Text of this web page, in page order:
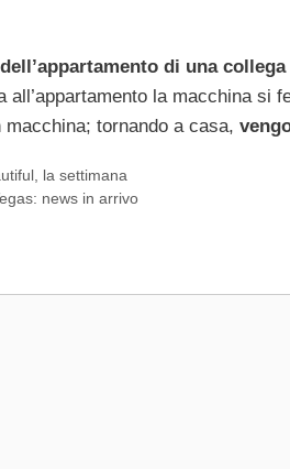
di una
la macchina si
macchina; tornando a casa,
la settimana
news in arrivo